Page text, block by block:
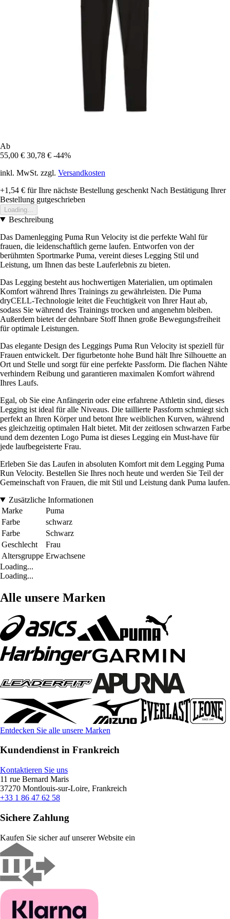
Ab
55,00 € 30,78 € -44%
inkl. MwSt. zzgl. Versandkosten
+1,54 € für Ihre nächste Bestellung geschenkt Nach Bestätigung Ihrer
Bestellung gutgeschrieben
Loading...
Beschreibung
Das Damenlegging Puma Run Velocity ist die perfekte Wahl für
frauen, die leidenschaftlich gerne laufen. Entworfen von der
berühmten Sportmarke Puma, vereint dieses Legging Stil und
Leistung, um Ihnen das beste Lauferlebnis zu bieten.
Das Legging besteht aus hochwertigen Materialien, um optimalen
Komfort während Ihres Trainings zu gewährleisten. Die Puma
dryCELL-Technologie leitet die Feuchtigkeit von Ihrer Haut ab,
sodass Sie während des Trainings trocken und angenehm bleiben.
Außerdem bietet der dehnbare Stoff Ihnen große Bewegungsfreiheit
für optimale Leistungen.
Das elegante Design des Leggings Puma Run Velocity ist speziell für
Frauen entwickelt. Der figurbetonte hohe Bund hält Ihre Silhouette an
Ort und Stelle und sorgt für eine perfekte Passform. Die flachen Nähte
verhindern Reibung und garantieren maximalen Komfort während
Ihres Laufs.
Egal, ob Sie eine Anfängerin oder eine erfahrene Athletin sind, dieses
Legging ist ideal für alle Niveaus. Die taillierte Passform schmiegt sich
perfekt an Ihren Körper und betont Ihre weiblichen Kurven, während
es gleichzeitig optimalen Halt bietet. Mit der zeitlosen schwarzen Farbe
und dem dezenten Logo Puma ist dieses Legging ein Must-have für
jede laufbegeisterte Frau.
Erleben Sie das Laufen in absoluten Komfort mit dem Legging Puma
Run Velocity. Bestellen Sie Ihres noch heute und werden Sie Teil der
Gemeinschaft von Frauen, die mit Stil und Leistung dank Puma laufen.
Zusätzliche Informationen
Marke
Puma
Farbe
schwarz
Farbe
Schwarz
Geschlecht
Frau
Altersgruppe Erwachsene
Loading...
Loading...
Alle unsere Marken
Entdecken Sie alle unsere Marken
Kundendienst in Frankreich
Kontaktieren Sie uns
11 rue Bernard Maris
37270 Montlouis-sur-Loire, Frankreich
+33 1 86 47 62 58
Sichere Zahlung
Kaufen Sie sicher auf unserer Website ein